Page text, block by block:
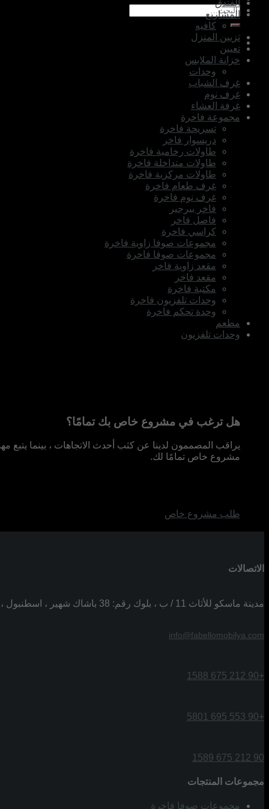
البحث
عن:
الفندق
المشاريع
كافيه
تزيين المنزل
تعيين
خزانة الملابس
وحدات
غرف الشباب
غرف نوم
غرفة العشاء
مجموعة فاخرة
تسريحة فاخرة
دريسوار فاخر
طاولات رخامية فاخرة
طاولات متداخلة فاخرة
طاولات مركزية فاخرة
غرف طعام فاخرة
غرف نوم فاخرة
فاخر بيرجير
فاصل فاخر
كراسي فاخرة
مجموعات صوفا زاوية فاخرة
مجموعات صوفا فاخرة
مقعد زاوية فاخر
مقعد فاخر
مكتبة فاخرة
وحدات تلفزيون فاخرة
وحدة تحكم فاخرة
مطعم
وحدات تلفزيون
هل ترغب في مشروع خاص بك تمامًا؟
يراقب المصممون لدينا عن كثب أحدث الاتجاهات ، بينما يتبع
مشروع خاص تمامًا لك.
طلب مشروع خاص
الاتصالات
مدينة ماسكو للأثاث 11 / ب ، بلوك رقم: 38 باشاك شهير ، اسطنبول ، تركيا
info@fabellomobilya.com
+90 212 675 1588
+90 553 695 5801
90 212 675 1589
مجموعات المنتجات
مجموعات صوفا فاخرة